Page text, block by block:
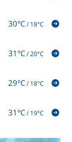
30°C/18°C
31°C/20°C
29°C/18°C
31°C/19°C